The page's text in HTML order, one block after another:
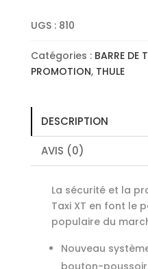
UGS : 810
Catégories : BARRE DE
PROMOTION, THULE
DESCRIPTION
AVIS (0)
La sécurité et la
Taxi XT en font le
populaire du
Nouveau
bouton-